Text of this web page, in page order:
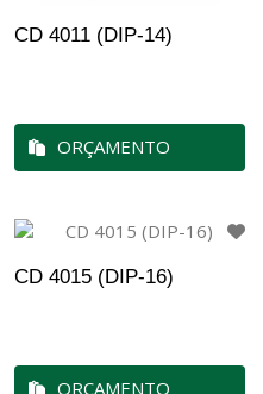
CD 4011 (DIP-14)
ORÇAMENTO
CD 4015 (DIP-16)
ORÇAMENTO